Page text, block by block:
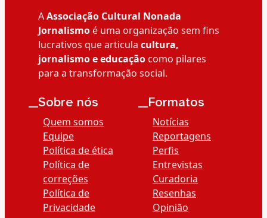
AAssociação Cultural Nonada
Jornalismoé uma organização sem fins
lucrativos que articula cultura,
jornalismo e educaçãocomo pilares
para a transformação social.
__Sobre nós
Quem somos
Equipe
Política de ética
Política de
correções
Política de
Privacidade
__Formatos
Notícias
Reportagens
Perfis
Entrevistas
Curadoria
Resenhas
Opinião